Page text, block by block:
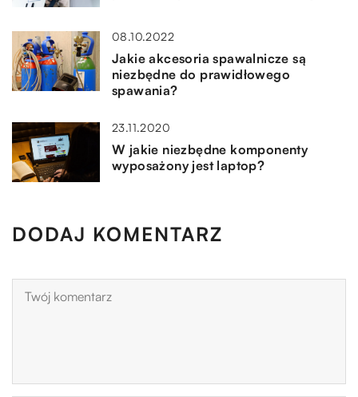
08.10.2022
Jakie akcesoria spawalnicze są
niezbędne do prawidłowego
spawania?
23.11.2020
W jakie niezbędne komponenty
wyposażony jest laptop?
DODAJ KOMENTARZ